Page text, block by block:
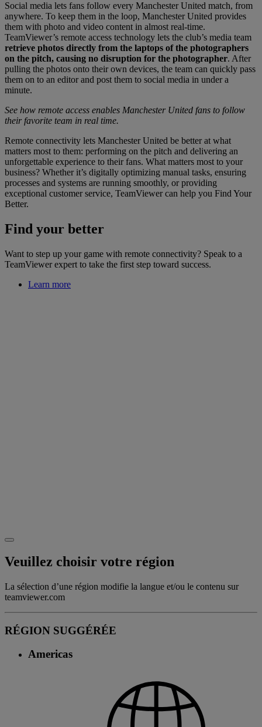
Social media lets fans follow every Manchester United match, from
anywhere. To keep them in the loop, Manchester United provides
them with photo and video content in almost real-time.
TeamViewer’s remote access technology lets the club’s media team
retrieve photos directly from the laptops of the photographers
on the pitch, causing no disruption for the photographer. After
pulling the photos onto their own devices, the team can quickly pass
them on to an editor and post them to social media in under a
minute.
See how remote access enables Manchester United fans to follow
their favorite team in real time.
Remote connectivity lets Manchester United be better at what
matters most to them: performing on the pitch and delivering an
unforgettable experience to their fans. What matters most to your
business? Whether it’s digitally optimizing manual tasks, ensuring
processes and systems are running smoothly, or providing
exceptional customer service, TeamViewer can help you Find Your
Better.
Find your better
Want to step up your game with remote connectivity? Speak to a
TeamViewer expert to take the first step toward success.
Learn more
Veuillez choisir votre région
La sélection d’une région modifie la langue et/ou le contenu sur
teamviewer.com
RÉGION SUGGÉRÉE
Americas